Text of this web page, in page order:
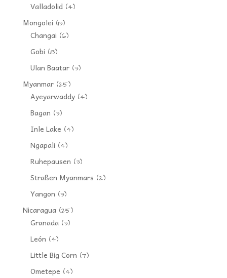
Valladolid(4)
Mongolei (13)
Changai (6)
Gobi (8)
Ulan Baatar(3)
Myanmar(25)
Ayeyarwaddy(4)
Bagan (3)
Inle Lake (4)
Ngapali (4)
Ruhepausen (3)
Straßen Myanmars (2)
Yangon (3)
Nicaragua(25)
Granada(3)
León (4)
Little Big Corn (7)
Ometepe (4)